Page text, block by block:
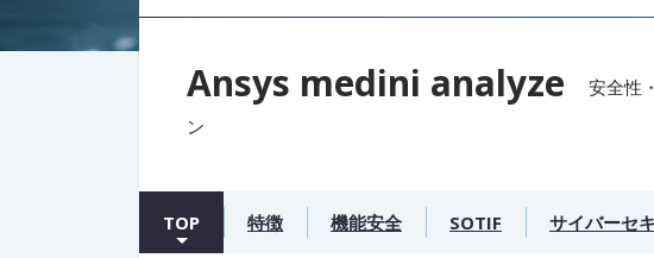
Ansys medini analyze
安全性
ン
TOP 特徴 機能安全 SOTIF サイバーセ